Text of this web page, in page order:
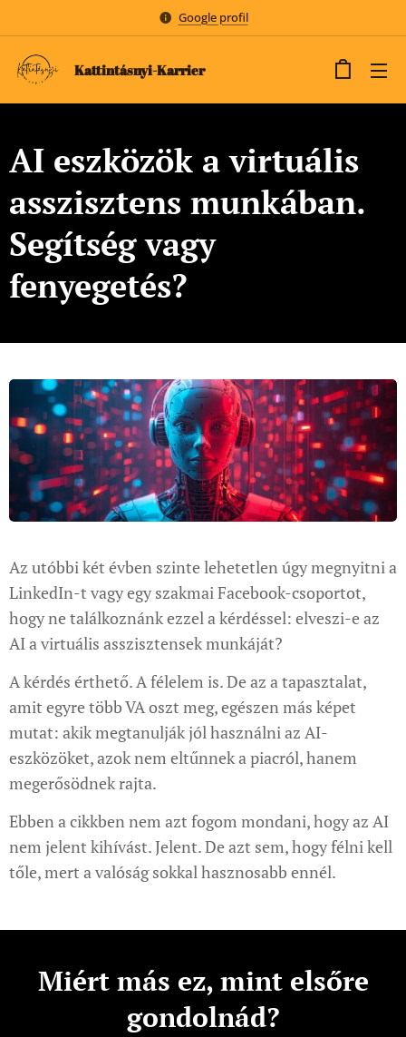
Google profil
Kattintásnyi-Karrier
AI eszközök a virtuális
asszisztens munkában.
Segítség vagy
fenyegetés?
Az utóbbi két évben szinte lehetetlen úgy megnyitni a
LinkedIn-t vagy egy szakmai Facebook-csoportot,
hogy ne találkoznánk ezzel a kérdéssel: elveszi-e az
AI a virtuális asszisztensek munkáját?
A kérdés érthető. A félelem is. De az a tapasztalat,
amit egyre több VA oszt meg, egészen más képet
mutat: akik megtanulják jól használni az AI-
eszközöket, azok nem eltűnnek a piacról, hanem
megerősödnek rajta.
Ebben a cikkben nem azt fogom mondani, hogy az AI
nem jelent kihívást. Jelent. De azt sem, hogy félni kell
tőle, mert a valóság sokkal hasznosabb ennél.
Miért más ez, mint elsőre
gondolnád?